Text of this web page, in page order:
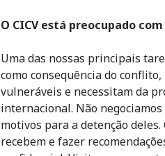
O CICV está preocupado
Uma das nossas principais
como consequência do
vulneráveis e necessitam da
internacional. Não
motivos para a detenção
recebem e fazer